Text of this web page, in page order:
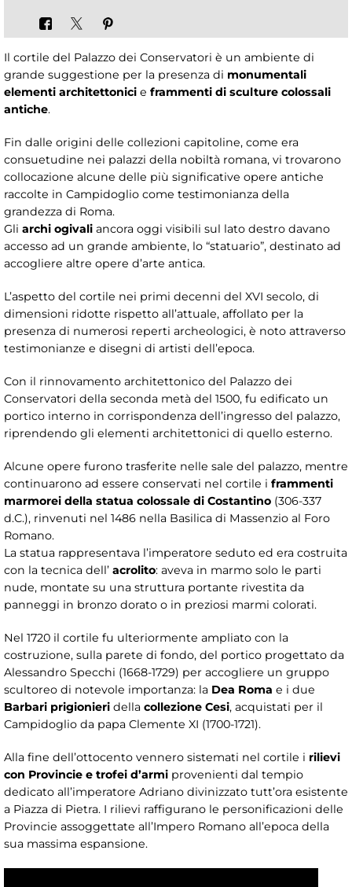
Il cortile del Palazzo dei Conservatori è un ambiente di
grande suggestione per la presenza di monumentali
elementi architettonici e frammenti di sculture colossali
antiche.
Fin dalle origini delle collezioni capitoline, come era
consuetudine nei palazzi della nobiltà romana, vi trovarono
collocazione alcune delle più significative opere antiche
raccolte in Campidoglio come testimonianza della
grandezza di Roma.
Gli archi ogivali ancora oggi visibili sul lato destro davano
accesso ad un grande ambiente, lo “statuario”, destinato ad
accogliere altre opere d’arte antica.
L’aspetto del cortile nei primi decenni del XVI secolo, di
dimensioni ridotte rispetto all’attuale, affollato per la
presenza di numerosi reperti archeologici, è noto attraverso
testimonianze e disegni di artisti dell’epoca.
Con il rinnovamento architettonico del Palazzo dei
Conservatori della seconda metà del 1500, fu edificato un
portico interno in corrispondenza dell’ingresso del palazzo,
riprendendo gli elementi architettonici di quello esterno.
Alcune opere furono trasferite nelle sale del palazzo, mentre
continuarono ad essere conservati nel cortile i frammenti
marmorei della statua colossale di Costantino (306-337
d.C.), rinvenuti nel 1486 nella Basilica di Massenzio al Foro
Romano.
La statua rappresentava l’imperatore seduto ed era costruita
con la tecnica dell’ acrolito: aveva in marmo solo le parti
nude, montate su una struttura portante rivestita da
panneggi in bronzo dorato o in preziosi marmi colorati.
Nel 1720 il cortile fu ulteriormente ampliato con la
costruzione, sulla parete di fondo, del portico progettato da
Alessandro Specchi (1668-1729) per accogliere un gruppo
scultoreo di notevole importanza: la Dea Roma e i due
Barbari prigionieri della collezione Cesi, acquistati per il
Campidoglio da papa Clemente XI (1700-1721).
Alla fine dell’ottocento vennero sistemati nel cortile i rilievi
con Provincie e trofei d’armi provenienti dal tempio
dedicato all’imperatore Adriano divinizzato tutt’ora esistente
a Piazza di Pietra. I rilievi raffigurano le personificazioni delle
Provincie assoggettate all’Impero Romano all’epoca della
sua massima espansione.